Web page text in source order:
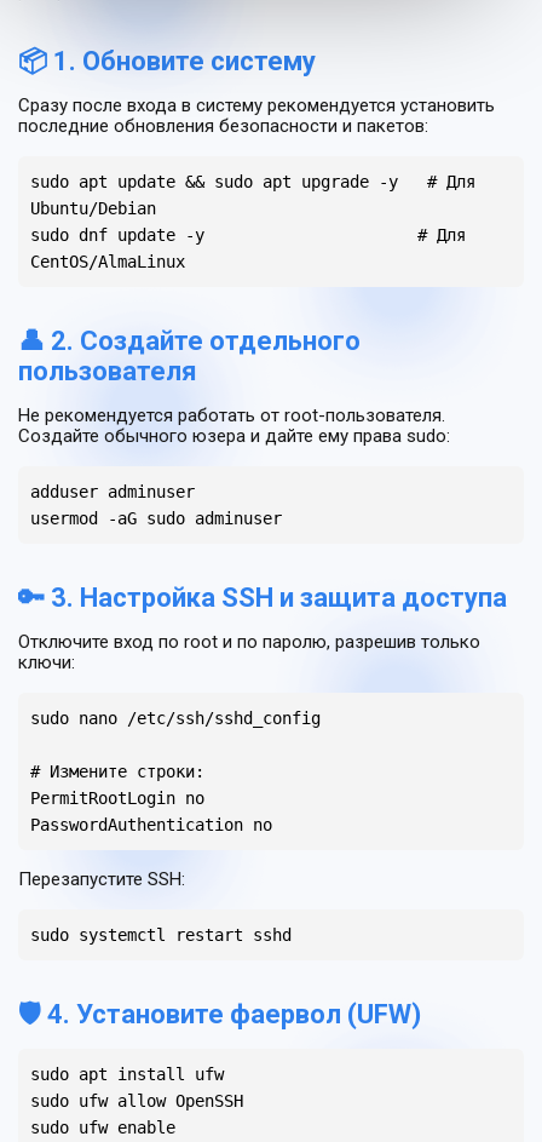
📦 1. Обновите систему
Сразу после входа в систему рекомендуется установить
последние обновления безопасности и пакетов:
sudo apt update && sudo apt upgrade -y   # Для
Ubuntu/Debian
sudo dnf update -y                      # Для
CentOS/AlmaLinux
👤 2. Создайте отдельного
пользователя
Не рекомендуется работать от root-пользователя.
Создайте обычного юзера и дайте ему права sudo:
adduser adminuser
usermod -aG sudo adminuser
🔑 3. Настройка SSH и защита доступа
Отключите вход по root и по паролю, разрешив только
ключи:
sudo nano /etc/ssh/sshd_config
# Измените строки:
PermitRootLogin no
PasswordAuthentication no
Перезапустите SSH:
sudo systemctl restart sshd
🛡 4. Установите фаервол (UFW)
sudo apt install ufw
sudo ufw allow OpenSSH
sudo ufw enable